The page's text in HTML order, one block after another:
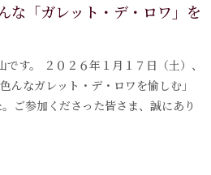
な「ガレット・デ・ロワ」を
す。 ２０２６年１月１７日（土）、
んなガレット・デ・ロワを愉しむ」
ご参加くださった皆さま、誠にあり